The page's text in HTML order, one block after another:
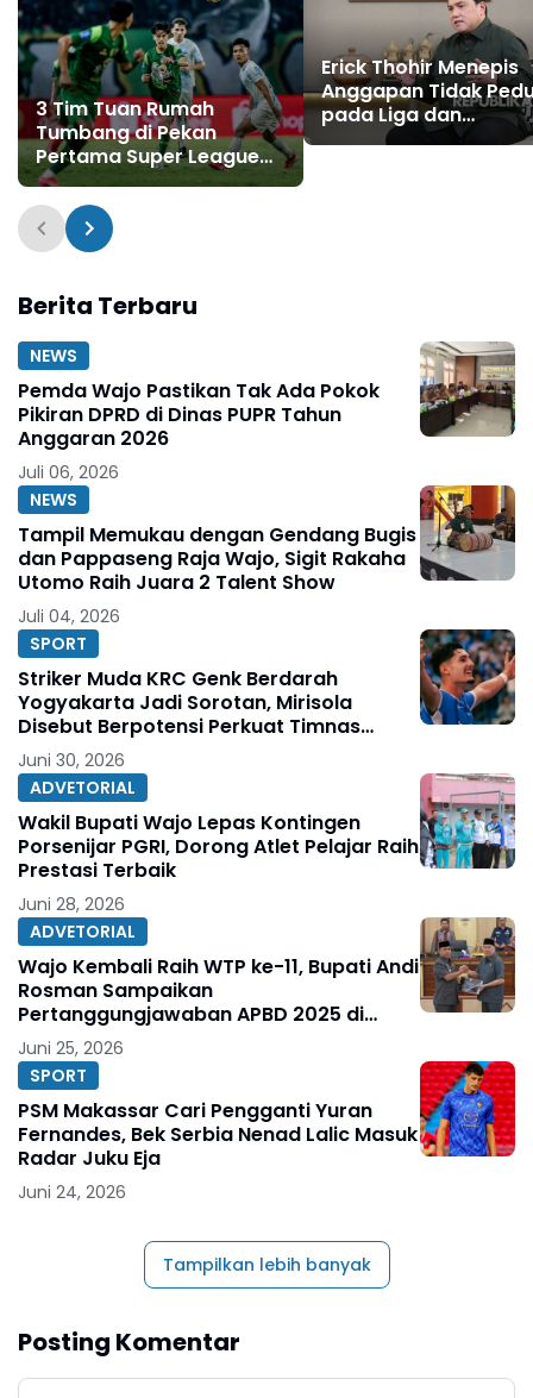
3 Tim Tuan Rumah
Tumbang di Pekan
Pertama Super League
2025/2026, Persebaya
Surabaya Jadi Korban
Pertama!
Erick Thohir Menepis
Anggapan Tidak
pada Liga dan
Pembinaan
Berita Terbaru
NEWS
Pemda Wajo Pastikan Tak Ada Pokok
Pikiran DPRD di Dinas PUPR Tahun
Anggaran 2026
Juli 06, 2026
NEWS
Tampil Memukau dengan Gendang Bugis
dan Pappaseng Raja Wajo, Sigit Rakaha
Utomo Raih Juara 2 Talent Show
Juli 04, 2026
SPORT
Striker Muda KRC Genk Berdarah
Yogyakarta Jadi Sorotan, Mirisola
Disebut Berpotensi Perkuat Timnas
Indonesia
Juni 30, 2026
ADVETORIAL
Wakil Bupati Wajo Lepas Kontingen
Porsenijar PGRI, Dorong Atlet Pelajar Raih
Prestasi Terbaik
Juni 28, 2026
ADVETORIAL
Wajo Kembali Raih WTP ke-11, Bupati Andi
Rosman Sampaikan
Pertanggungjawaban APBD 2025 di
DPRD
Juni 25, 2026
SPORT
PSM Makassar Cari Pengganti Yuran
Fernandes, Bek Serbia Nenad Lalic Masuk
Radar Juku Eja
Juni 24, 2026
Tampilkan lebih banyak
Posting Komentar